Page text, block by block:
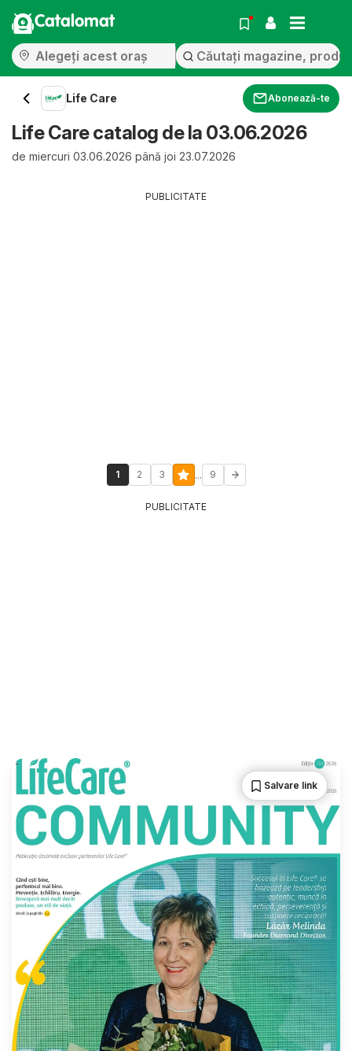
Catalomat
Life Care Abonează-te
Life Care catalog de la 03.06.2026
de miercuri 03.06.2026 până joi 23.07.2026
PUBLICITATE
1 2 3 ... 9
PUBLICITATE
Salvare link